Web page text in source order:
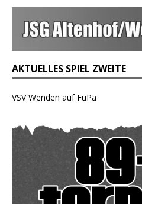
AKTUELLES SPIEL ZWEITE
VSV Wenden auf FuPa